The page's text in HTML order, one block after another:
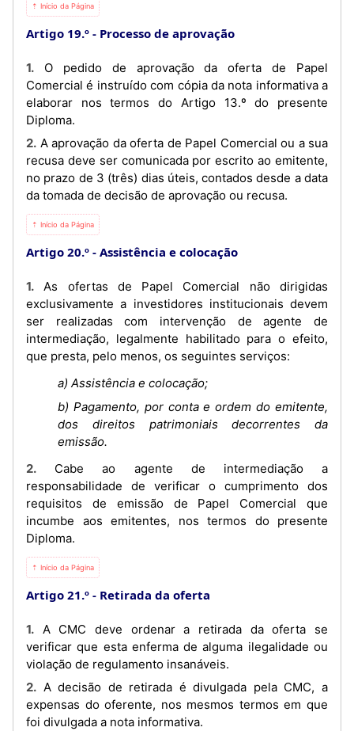
⇡ Início da Página
Artigo 19.º Processo de aprovação
1. O pedido de aprovação da oferta de Papel
Comercial é instruído com cópia da nota informativa a
elaborar nos termos do Artigo 13.º do presente
Diploma.
2. A aprovação da oferta de Papel Comercial ou a sua
recusa deve ser comunicada por escrito ao emitente,
no prazo de 3 (três) dias úteis, contados desde a data
da tomada de decisão de aprovação ou recusa.
⇡ Início da Página
Artigo 20.º Assistência e colocação
1. As ofertas de Papel Comercial não dirigidas
exclusivamente a investidores institucionais devem
ser realizadas com intervenção de agente de
intermediação, legalmente habilitado para o efeito,
que presta, pelo menos, os seguintes serviços:
a) Assistência e colocação;
b) Pagamento, por conta e ordem do emitente,
dos direitos patrimoniais decorrentes da
emissão.
2. Cabe ao agente de intermediação a
responsabilidade de verificar o cumprimento dos
requisitos de emissão de Papel Comercial que
incumbe aos emitentes, nos termos do presente
Diploma.
⇡ Início da Página
Artigo 21.º Retirada da oferta
1. A CMC deve ordenar a retirada da oferta se
verificar que esta enferma de alguma ilegalidade ou
violação de regulamento insanáveis.
2. A decisão de retirada é divulgada pela CMC, a
expensas do oferente, nos mesmos termos em que
foi divulgada a nota informativa.